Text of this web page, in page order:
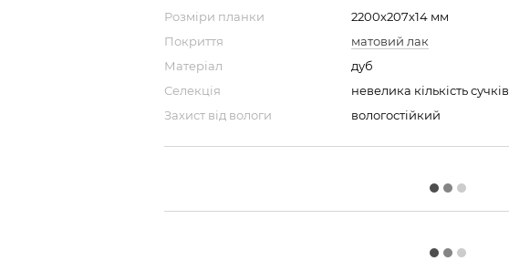
Розміри планки
2200х207х14 мм
Покриття
матовий лак
Матеріал
дуб
Селекція
невелика кількість сучків
Захист від вологи
вологостійкий